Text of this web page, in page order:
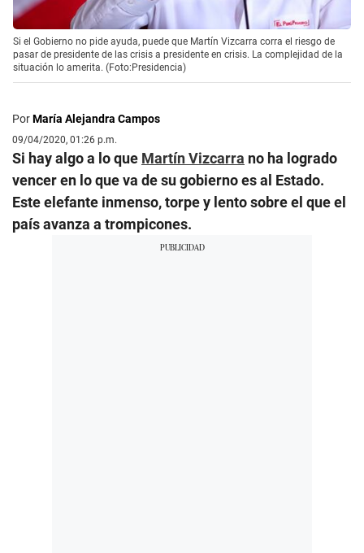
Si el Gobierno no pide ayuda, puede que Martín Vizcarra corra el riesgo de
pasar de presidente de las crisis a presidente en crisis. La complejidad de la
situación lo amerita. (Foto:Presidencia)
PorMaría Alejandra Campos
09/04/2020, 01:26 p.m.
Si hay algo a lo que Martín Vizcarra no ha logrado
vencer en lo que va de su gobierno es al Estado.
Este elefante inmenso, torpe y lento sobre el que el
país avanza a trompicones.